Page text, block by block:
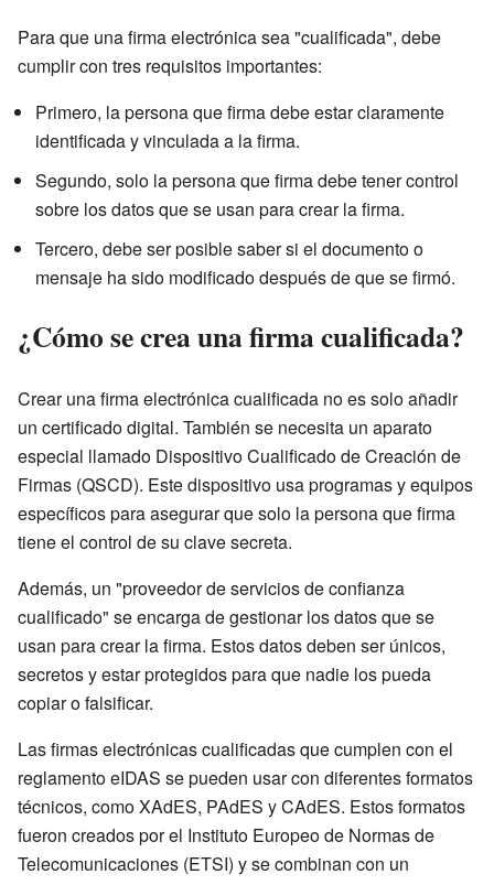
Para que una firma electrónica sea "cualificada", debe
cumplir con tres requisitos importantes:
Primero, la persona que firma debe estar claramente
identificada y vinculada a la firma.
Segundo, solo la persona que firma debe tener control
sobre los datos que se usan para crear la firma.
Tercero, debe ser posible saber si el documento o
mensaje ha sido modificado después de que se firmó.
¿Cómo se crea una firma cualificada?
Crear una firma electrónica cualificada no es solo añadir
un certificado digital. También se necesita un aparato
especial llamado Dispositivo Cualificado de Creación de
Firmas (QSCD). Este dispositivo usa programas y equipos
específicos para asegurar que solo la persona que firma
tiene el control de su clave secreta.
Además, un "proveedor de servicios de confianza
cualificado" se encarga de gestionar los datos que se
usan para crear la firma. Estos datos deben ser únicos,
secretos y estar protegidos para que nadie los pueda
copiar o falsificar.
Las firmas electrónicas cualificadas que cumplen con el
reglamento eIDAS se pueden usar con diferentes formatos
técnicos, como XAdES, PAdES y CAdES. Estos formatos
fueron creados por el Instituto Europeo de Normas de
Telecomunicaciones (ETSI) y se combinan con un